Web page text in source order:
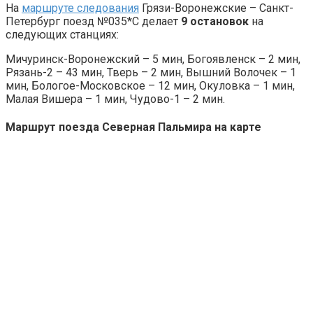
На маршруте следования Грязи-Воронежские – Санкт-
Петербург поезд №035*С делает 9 остановок на
следующих станциях:
Мичуринск-Воронежский – 5 мин, Богоявленск – 2 мин,
Рязань-2 – 43 мин, Тверь – 2 мин, Вышний Волочек – 1
мин, Бологое-Московское – 12 мин, Окуловка – 1 мин,
Малая Вишера – 1 мин, Чудово-1 – 2 мин.
Маршрут поезда Северная Пальмира на карте